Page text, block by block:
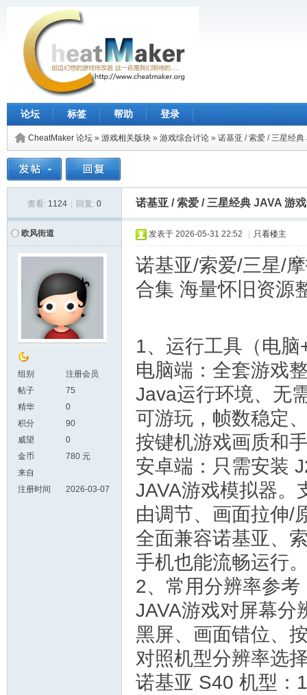
论坛 标签 帮助 登录
CheatMaker 论坛 » 游戏相关版块 » 游戏综合讨论 » 诺基亚 / 索爱 / 三星经
查看: 1124 回复: 0 诺基亚 / 索爱 / 三星经典 JAVA 游
欧风街道
组别
注册会员
帖子
75
精华
0
积分
90
威望
0
金币
780 元
来自
注册时间
2026-03-07
发表于 2026-05-31 22:52 只看楼主
诺基亚/索爱/三星/
合集 海量怀旧资源
1、运行工具（电
电脑端：全套游戏
Java运行环境、无
可游玩，帧数稳定
按键机游戏画质和
安卓端：只需安装
JAVA游戏模拟器。
由调节、画面拉伸/
全面兼容诺基亚、
手机也能流畅运行
2、常用分辨率参
JAVA游戏对屏幕分
黑屏、画面错位、
对照机型分辨率选
诺基亚 S40 机型：